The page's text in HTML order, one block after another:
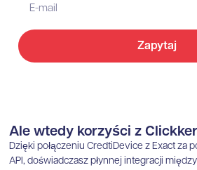
Zapytaj
Ale wtedy korzyści z
Dzięki połączeniu CredtiDevice z Exact za
API, doświadczasz płynnej integracji